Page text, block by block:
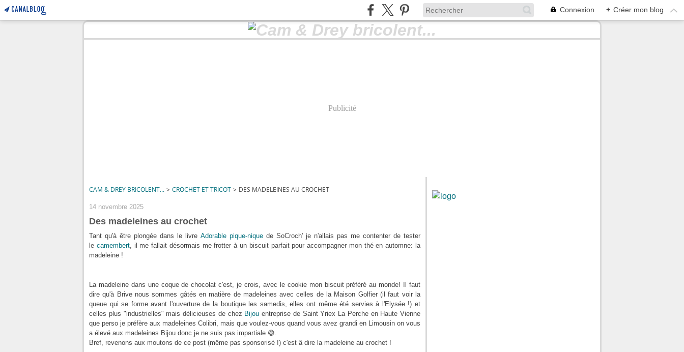
Connexion + Créer mon blog
Publicité
CAM & DREY BRICOLENT... > CROCHET ET TRICOT > DES MADELEINES AU CROCHET
14 novembre 2025
Des madeleines au crochet
Tant qu'à être plongée dans le livre Adorable pique-nique de SoCroch' je n'allais pas me contenter de tester
le camembert, il me fallait désormais me frotter à un biscuit parfait pour accompagner mon thé en automne: la
madeleine !
La madeleine dans une coque de chocolat c'est, je crois, avec le cookie mon biscuit préféré au monde! Il faut
dire qu'à Brive nous sommes gâtés en matière de madeleines avec celles de la Maison Golfier (il faut voir la
queue qui se forme avant l'ouverture de la boutique les samedis, elles ont même été servies à l'Elysée !) et
celles plus "industrielles" mais délicieuses de chez Bijou entreprise de Saint Yriex La Perche en Haute Vienne
que perso je préfère aux madeleines Colibri, mais que voulez-vous quand vous avez grandi en Limousin on vous
a élevé aux madeleines Bijou donc je ne suis pas impartiale 😅.
Bref, revenons aux moutons de ce post (même pas sponsorisé !) c'est â dire la madeleine au crochet !